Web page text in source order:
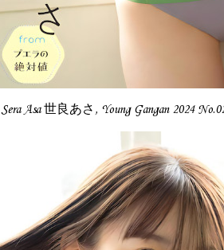
Sera Asa 世良あさ, Young Gangan 2024